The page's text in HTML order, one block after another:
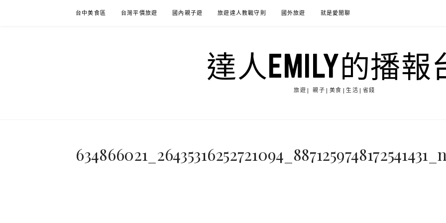
台中美食區 台灣平價旅遊 國內親子遊 旅遊達人教戰守則 國外旅遊 就是愛閒聊
達人EMILY的播報
旅遊| 親子|美食|生活|省錢